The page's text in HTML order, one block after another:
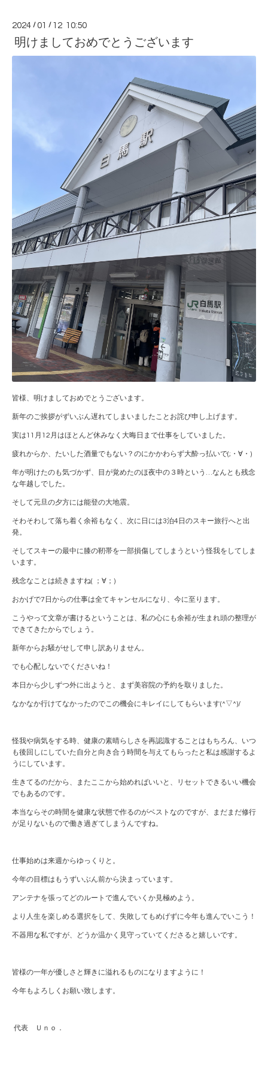
2024 /01 / 12 10:50
明けましておめでとうございます
皆様、明けましておめでとうございます。
新年のご挨拶がずいぶん遅れてしまいましたことお詫び申し上げます。
実は11月12月はほとんど休みなく大晦日まで仕事をしていました。
疲れからか、たいした酒量でもない？のにかかわらず大酔っ払いで(;・∀・)
年が明けたのも気づかず、目が覚めたのほ夜中の３時という…なんとも残念
な年越しでした。
そして元旦の夕方には能登の大地震。
そわそわして落ち着く余裕もなく、次に日には3泊4日のスキー旅行へと出
発。
そしてスキーの最中に膝の靭帯を一部損傷してしまうという怪我をしてしま
います。
残念なことは続きますね( ；∀；)
おかげで7日からの仕事は全てキャンセルになり、今に至ります。
こうやって文章が書けるということは、私の心にも余裕が生まれ頭の整理が
できてきたからでしょう。
新年からお騒がせして申し訳ありません。
でも心配しないでくださいね！
本日から少しずつ外に出ようと、まず美容院の予約を取りました。
なかなか行けてなかったのでこの機会にキレイにしてもらいます(^▽^)/
怪我や病気をする時、健康の素晴らしさを再認識することはもちろん、いつ
も後回しにしていた自分と向き合う時間を与えてもらったと私は感謝するよ
うにしています。
生きてるのだから、またここから始めればいいと、リセットできるいい機会
でもあるのです。
本当ならその時間を健康な状態で作るのがベストなのですが、まだまだ修行
が足りないもので働き過ぎてしまうんですね。
仕事始めは来週からゆっくりと。
今年の目標はもうずいぶん前から決まっています。
アンテナを張ってどのルートで進んでいくか見極めよう。
より人生を楽しめる選択をして、失敗してもめげずに今年も進んでいこう！
不器用な私ですが、どうか温かく見守っていてくださると嬉しいです。
皆様の一年が優しさと輝きに溢れるものになりますように！
今年もよろしくお願い致します。
代表 Ｕｎｏ．